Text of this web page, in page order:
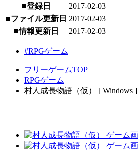
■登録日
2017-02-03
■ファイル更新日 2017-02-03
■情報更新日
2017-02-03
#RPGゲーム
フリーゲームTOP
RPGゲーム
村人成長物語（仮） [ Windows ]